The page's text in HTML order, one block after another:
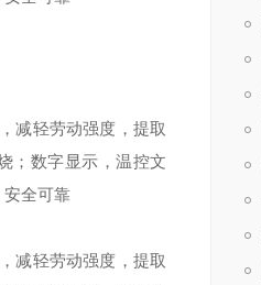
减轻劳动强度，提取
； 数字显示，温控文
安全可靠
减轻劳动强度，提取